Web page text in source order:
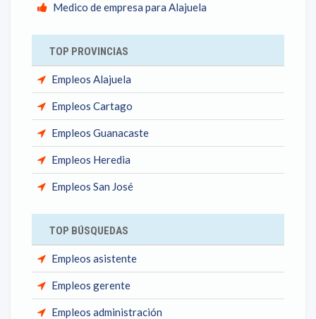
Medico de empresa para Alajuela
TOP PROVINCIAS
Empleos Alajuela
Empleos Cartago
Empleos Guanacaste
Empleos Heredia
Empleos San José
TOP BÚSQUEDAS
Empleos asistente
Empleos gerente
Empleos administración